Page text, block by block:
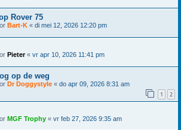
Rover 75
Bart-K « di mei 12, 2026 12:20 pm
Pieter« vr apr 10, 2026 11:41 pm
op de weg
Dr Doggystyle « do apr 09, 2026 8:31 am
1 2
MGF Trophy « vr feb 27, 2026 9:35 am